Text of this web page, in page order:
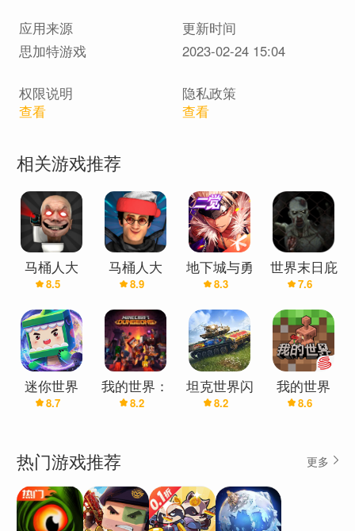
应用来源
更新时间
思加特游戏
2023-02-24 15:04
权限说明
查看
隐私政策
查看
相关游戏推荐
马桶人大
战:开放世
界万圣节版
(辅助菜单)
8.5
马桶人大
战:开放世
界(辅助菜
单)
8.9
地下城与勇
士：起源
8.3
世界末日庇
护所
7.6
迷你世界
8.7
我的世界：
地下城(虚
8.2
坦克世界闪
击战
8.2
我的世界
(官服)
8.6
热门游戏推荐 更多